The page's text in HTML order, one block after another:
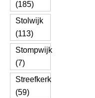
(185)
Stolwijk
(113)
Stompwijk
(7)
Streefkerk
(59)